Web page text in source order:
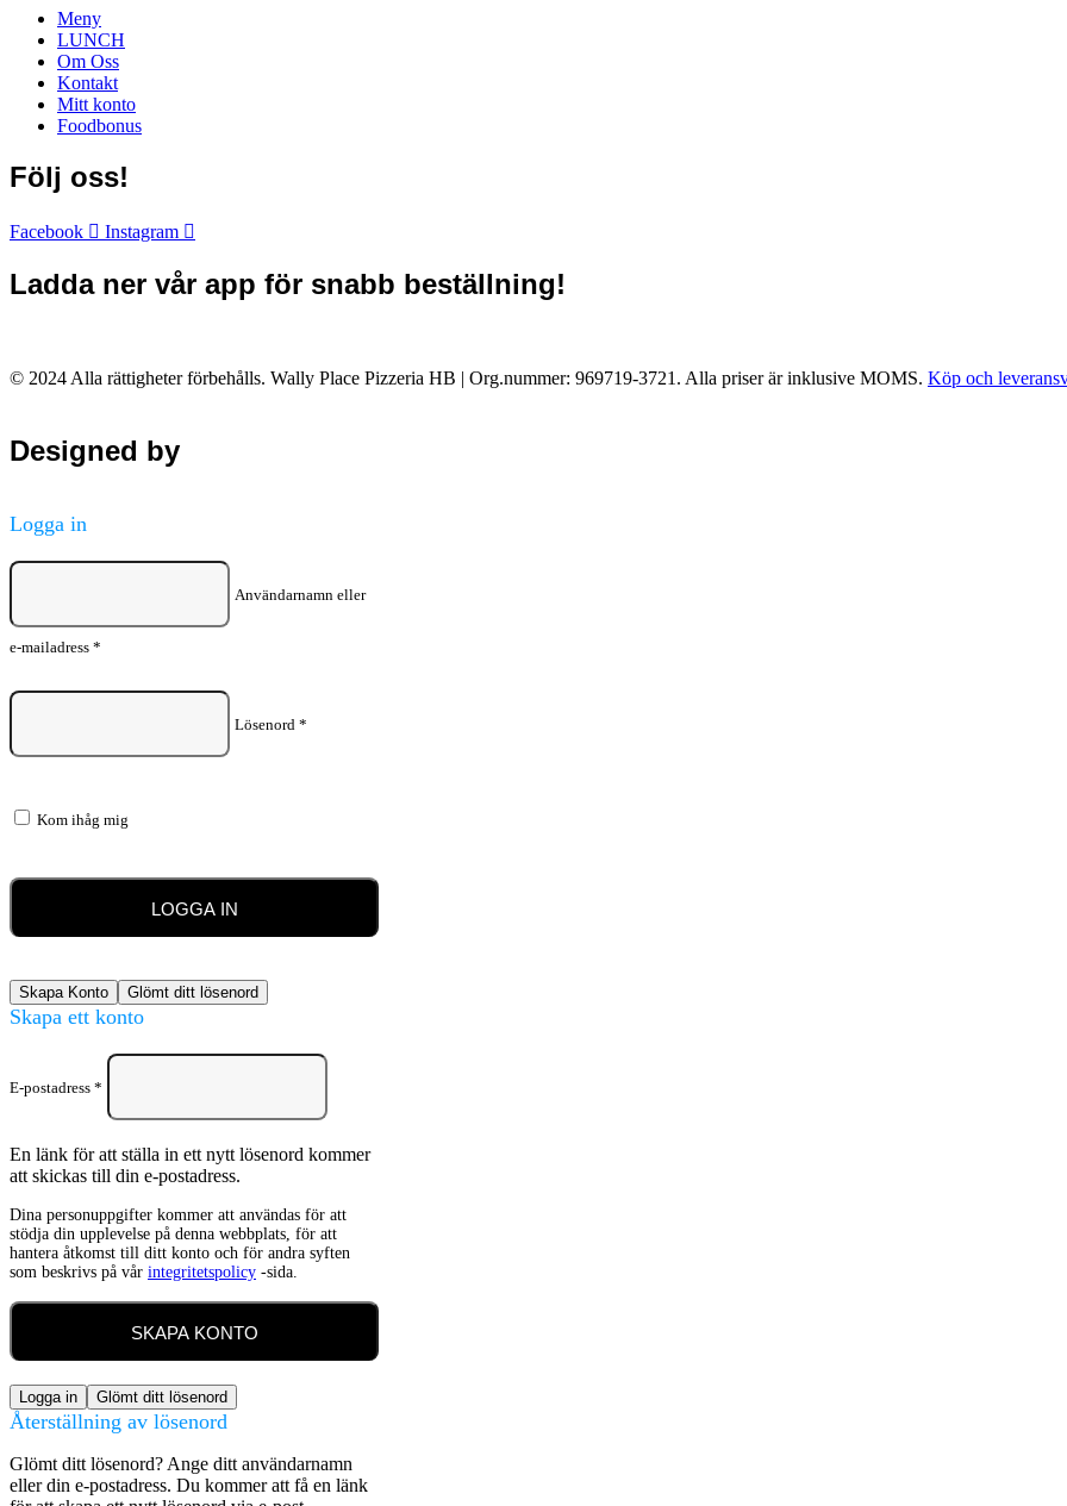
Meny
LUNCH
Om Oss
Kontakt
Mitt konto
Foodbonus
Följ oss!
Facebook Instagram
Ladda ner vår app för snabb beställning!
© 2024 Alla rättigheter förbehålls. Wally Place Pizzeria HB | Org.nummer: 969719-3721. Alla priser är inklusive MOMS. Köp och
Designed by
Logga in
Användarnamn eller
e-mailadress *
Lösenord *
Kom ihåg mig
LOGGA IN
Skapa Konto Glömt ditt lösenord
Skapa ett konto
E-postadress *
En länk för att ställa in ett nytt lösenord kommer
att skickas till din e-postadress.
Dina personuppgifter kommer att användas för att
stödja din upplevelse på denna webbplats, för att
hantera åtkomst till ditt konto och för andra syften
som beskrivs på vår integritetspolicy -sida.
SKAPA KONTO
Logga in Glömt ditt lösenord
Återställning av lösenord
Glömt ditt lösenord? Ange ditt användarnamn
eller din e-postadress. Du kommer att få en länk